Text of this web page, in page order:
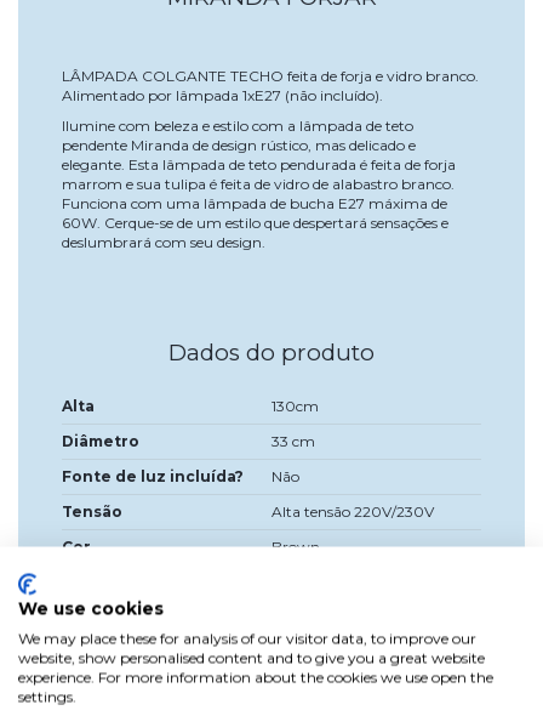
LÂMPADA COLGANTE TECHO feita de forja e vidro branco.
Alimentado por lâmpada 1xE27 (não incluído).
Ilumine com beleza e estilo com a lâmpada de teto
pendente Miranda de design rústico, mas delicado e
elegante. Esta lâmpada de teto pendurada é feita de forja
marrom e sua tulipa é feita de vidro de alabastro branco.
Funciona com uma lâmpada de bucha E27 máxima de
60W. Cerque-se de um estilo que despertará sensações e
deslumbrará com seu design.
Dados do produto
Alta
130cm
Diâmetro
33 cm
Fonte de luz incluída?
Não
Tensão
Alta tensão 220V/230V
Cor
Brown
Tampa
We use cookies
We may place these for analysis of our visitor data, to improve our
website, show personalised content and to give you a great website
experience. For more information about the cookies we use open the
settings.